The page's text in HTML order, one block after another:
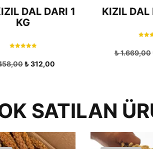
DAL DARI 1
KG
oy aldı
₺312,00
KIZIL DAL
oy
₺1.669,00
SATILAN